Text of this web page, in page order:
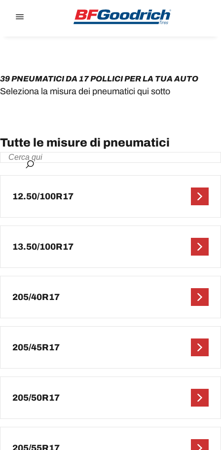
39 PNEUMATICI DA 17 POLLICI PER LA TUA AUTO
Seleziona la misura dei pneumatici qui sotto
Tutte le misure di pneumatici
12.50/100R17
13.50/100R17
205/40R17
205/45R17
205/50R17
205/55R17